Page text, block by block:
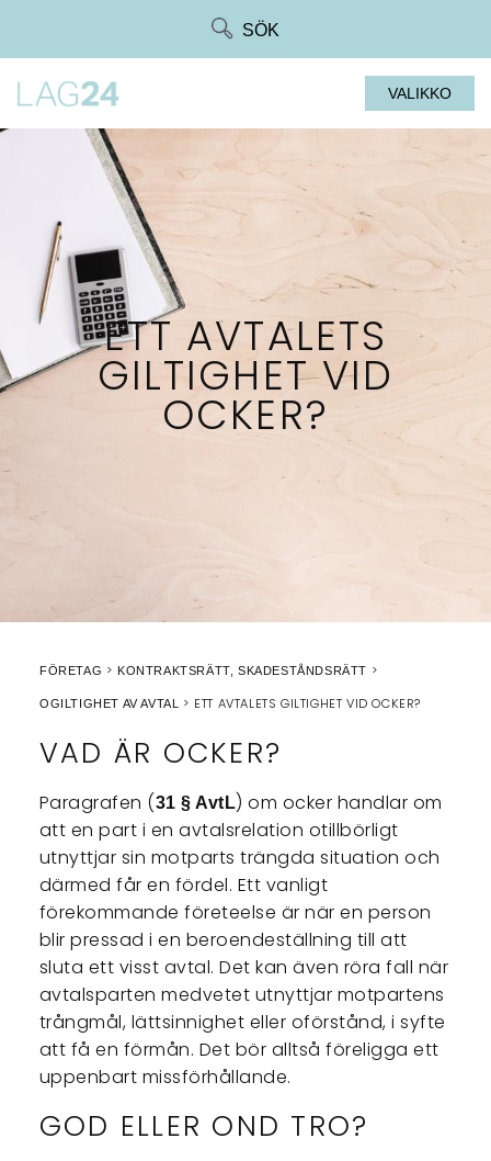
SÖK
VALIKKO
ETT AVTALETS
GILTIGHET VID
OCKER?
FÖRETAG KONTRAKTSRÄTT, SKADESTÅNDSRÄTT
OGILTIGHET AV AVTAL ETT AVTALETS GILTIGHET VID OCKER?
VAD ÄR OCKER?
Paragrafen (31 § AvtL) om ocker handlar om
att en part i en avtalsrelation otillbörligt
utnyttjar sin motparts trängda situation och
därmed får en fördel. Ett vanligt
förekommande företeelse är när en person
blir pressad i en beroendeställning till att
sluta ett visst avtal. Det kan även röra fall när
avtalsparten medvetet utnyttjar motpartens
trångmål, lättsinnighet eller oförstånd, i syfte
att få en förmån. Det bör alltså föreligga ett
uppenbart missförhållande.
GOD ELLER OND TRO?